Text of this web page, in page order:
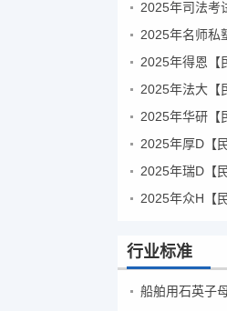
2025年得恩【
2025年法大【
2025年厚D【
2025年众H【
行业标准
船舶用石英子